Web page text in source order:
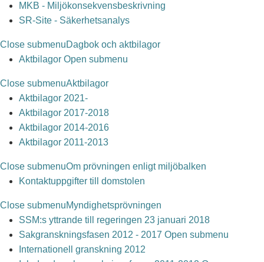
MKB - Miljökonsekvensbeskrivning
SR-Site - Säkerhetsanalys
Close submenuDagbok och aktbilagor
Aktbilagor Open submenu
Close submenuAktbilagor
Aktbilagor 2021-
Aktbilagor 2017-2018
Aktbilagor 2014-2016
Aktbilagor 2011-2013
Close submenuOm prövningen enligt miljöbalken
Kontaktuppgifter till domstolen
Close submenuMyndighetsprövningen
SSM:s yttrande till regeringen 23 januari 2018
Sakgranskningsfasen 2012 - 2017 Open submenu
Internationell granskning 2012